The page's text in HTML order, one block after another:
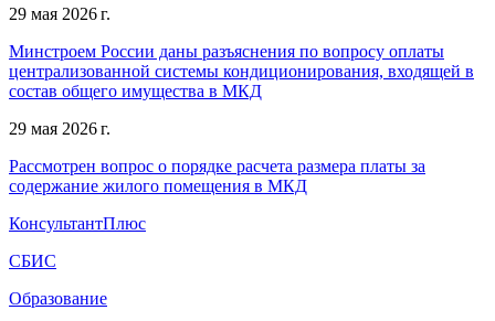
29 мая 2026 г.
Минстроем России даны разъяснения по вопросу оплаты
централизованной системы кондиционирования, входящей в
состав общего имущества в МКД
29 мая 2026 г.
Рассмотрен вопрос о порядке расчета размера платы за
содержание жилого помещения в МКД
КонсультантПлюс
СБИС
Образование